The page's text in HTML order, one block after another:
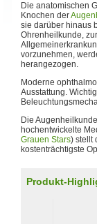
Die anatomischen
Knochen der
sie darüber hinaus
Ohrenheilkunde,
vorzunehmen,
herangezogen.
Moderne
Ausstattung.
Die
hochentwickelte
Grauen Stars) stellt
kostenträchtigste
Produkt-